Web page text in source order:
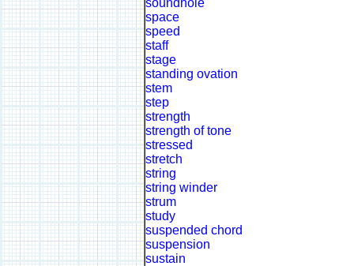
soundhole
space
speed
staff
stage
standing ovation
stem
step
strength
strength of tone
stressed
stretch
string
string winder
strum
study
suspended chord
suspension
sustain